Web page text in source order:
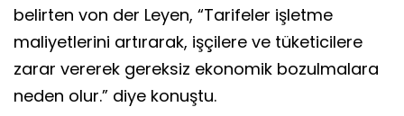
belirten von der Leyen, “Tarifeler işletme
maliyetlerini artırarak, işçilere ve tüketicilere
zarar vererek gereksiz ekonomik bozulmalara
neden olur.” diye konuştu.